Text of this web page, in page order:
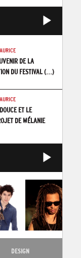
DE LA
DU FESTIVAL(...)
ET LE
DE MÉLANIE
DESIGN